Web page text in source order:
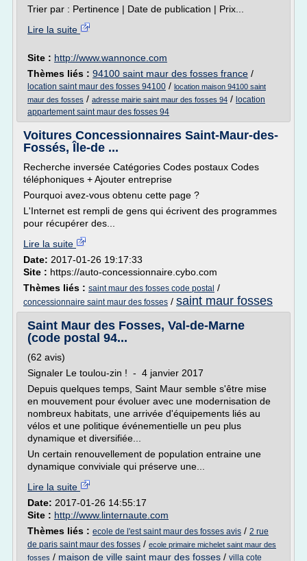
Trier par : Pertinence | Date de publication | Prix...
Lire la suite
Site : http://www.wannonce.com
Thèmes liés : 94100 saint maur des fosses france /
location saint maur des fosses 94100 / location maison 94100 saint
maur des fosses / adresse mairie saint maur des fosses 94 / location
appartement saint maur des fosses 94
Voitures Concessionnaires Saint-Maur-des-
Fossés, Île-de ...
Recherche inversée Catégories Codes postaux Codes
téléphoniques + Ajouter entreprise
Pourquoi avez-vous obtenu cette page ?
L'Internet est rempli de gens qui écrivent des programmes
pour récupérer des...
Lire la suite
Date: 2017-01-26 19:17:33
Site : https://auto-concessionnaire.cybo.com
Thèmes liés : saint maur des fosses code postal /
concessionnaire saint maur des fosses / saint maur fosses
Saint Maur des Fosses, Val-de-Marne
(code postal 94...
(62 avis)
Signaler Le toulou-zin ! - 4 janvier 2017
Depuis quelques temps, Saint Maur semble s'être mise
en mouvement pour évoluer avec une modernisation de
nombreux habitats, une arrivée d'équipements liés au
vélos et une politique événementielle un peu plus
dynamique et diversifiée...
Un certain renouvellement de population entraine une
dynamique conviviale qui préserve une...
Lire la suite
Date: 2017-01-26 14:55:17
Site : http://www.linternaute.com
Thèmes liés : ecole de l'est saint maur des fosses avis / 2 rue
de paris saint maur des fosses / ecole primaire michelet saint maur des
fosses / maison de ville saint maur des fosses / villa cote